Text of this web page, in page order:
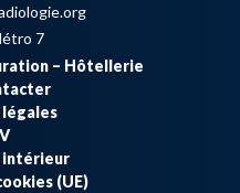
7
– Hôtellerie
intérieur
(UE)